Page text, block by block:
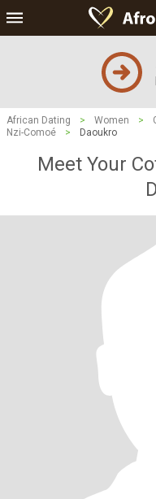
African Dating > Women >
Nzi-Comoé
> Daoukro
Meet Your